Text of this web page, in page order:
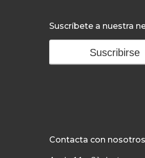
Suscríbete a nuestra
Suscribirse
Contacta con nosotros